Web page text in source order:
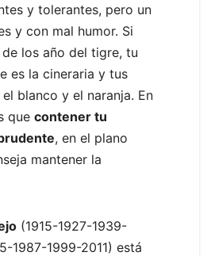
y tolerantes, pero un
y con mal humor. Si
los año del tigre, tu
es la cineraria y tus
blanco y el naranja. En
que contener tu
, en el plano
mantener la
(1915-1927-1939-
1987-1999-2011) está